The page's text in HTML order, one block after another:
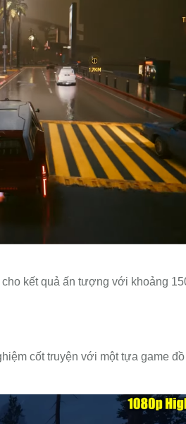
cho kết quả ấn tượng với khoảng